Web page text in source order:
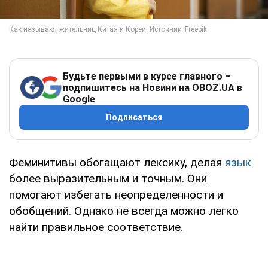
Будьте первыми в курсе главного –
подпишитесь на Новини на OBOZ.UA в
Google
Подписаться
Феминитивы обогащают лексику, делая язык
более выразительным и точным. Они
помогают избегать неопределенности и
обобщений. Однако не всегда можно легко
найти правильное соответствие.